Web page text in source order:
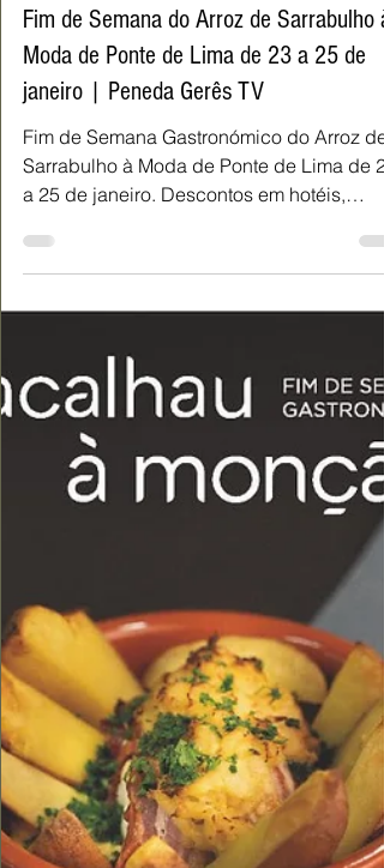
16 de jan.
2 min de leitura
Fim de Semana do Arroz de Sarrabulho à
Moda de Ponte de Lima de 23 a 25 de
Fim de Semana Gastronómico do Arroz de
a 25 de janeiro. Descontos em hotéis,
showcooking e muita animação cultural.